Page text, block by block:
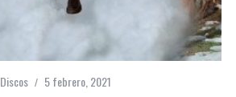
Discos 5 febrero, 2021